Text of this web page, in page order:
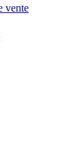
vente